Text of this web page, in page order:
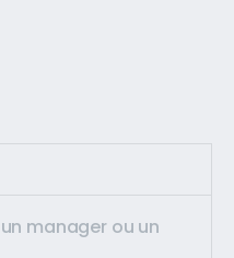
manager ou un